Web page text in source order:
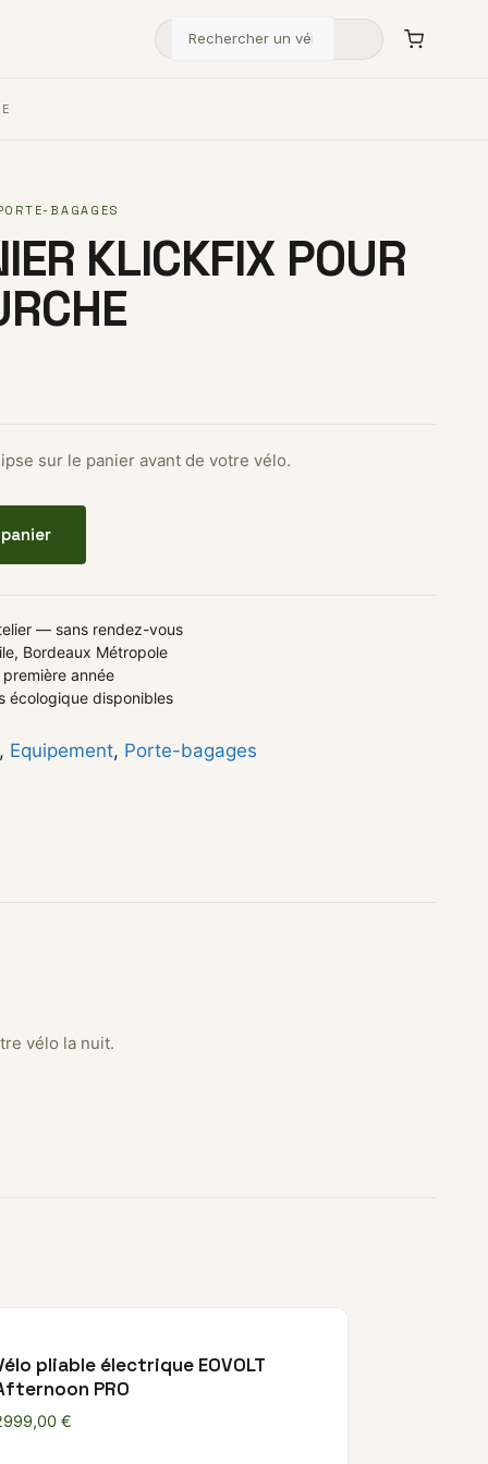
BAGAGES
KLICKFIX POUR
sur le panier avant de votre vélo.
— sans rendez-vous
Bordeaux Métropole
année
écologique disponibles
, Equipement, Porte-bagages
vélo la nuit.
€
pliable électrique EOVOLT
PRO
€